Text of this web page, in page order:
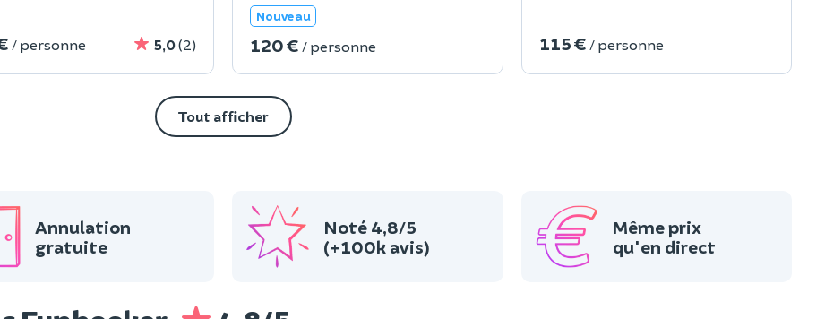
/ personne 5,0(2)
Nouveau
120 € / personne 115 € / personne
Tout afficher
Annulation
gratuite
Noté 4,8/5
(+100k avis)
Même prix
qu'en direct